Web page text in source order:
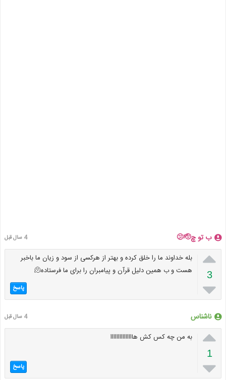
ب تو چ🫤🫡 4 سال قبل

3

بله خداوند ما را خلق کرده و بهتر از هرکسی از سود و زیان ما باخبر
هست و ب همین دلیل قرآن و پیامبران را برای ما فرستاده🫠
پاسخ
ناشناس 4 سال قبل

1

به من چه كس كش هااااااااااااااا
پاسخ